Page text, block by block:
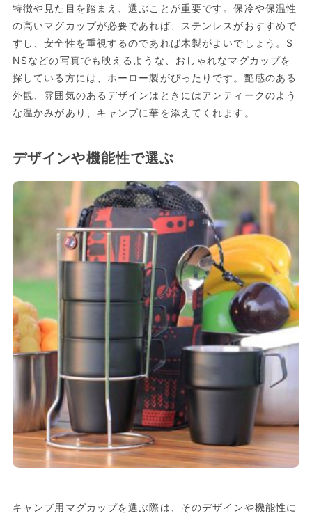
特徴や見た目を踏まえ、選ぶことが重要です。保冷や保温性
の高いマグカップが必要であれば、ステンレスがおすすめで
すし、安全性を重視するのであれば木製がよいでしょう。S
NSなどの写真でも映えるような、おしゃれなマグカップを
探している方には、ホーロー製がぴったりです。艶感のある
外観、雰囲気のあるデザインはときにはアンティークのよう
な温かみがあり、キャンプに華を添えてくれます。
デザインや機能性で選ぶ
キャンプ用マグカップを選ぶ際は、そのデザインや機能性に